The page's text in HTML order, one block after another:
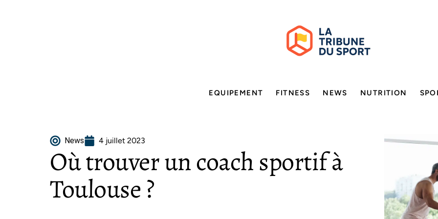
EQUIPEMENT FITNESS NEWS NUTRITION
News 4 juillet 2023
Où trouver un coach sportif à
Toulouse ?